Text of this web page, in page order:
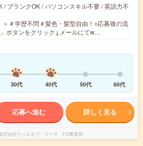
/ ブランクOK / パソコンスキル不要 / 英語力不
＞＃学歴不問＃髪色・髪型自由！○応募後の流
ボタンをクリック↓メールにてw…
30代 40代 50代 60代
応募へ進む 詳しく見る
式会社ウィルオブ・ワーク FO事業部